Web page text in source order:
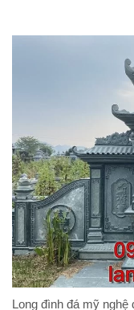
Long đình đá mỹ nghệ